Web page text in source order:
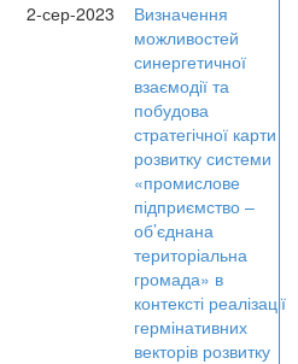
2-сер-2023
Визначення
можливостей
синергетичної
взаємодії та
побудова
стратегічної карти
розвитку системи
«промислове
підприємство –
об’єднана
територіальна
громада» в
контексті реалізації
гермінативних
векторів розвитку